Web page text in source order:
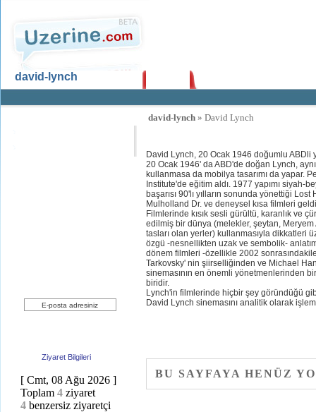
david-lynch
Ziyaret Bilgileri
[ Cmt, 08 Ağu 2026 ]
Toplam 4 ziyaret
4 benzersiz ziyaretçi
david-lynch » David Lynch
David Lynch, 20 Ocak 1946 doğumlu ABDli
20 Ocak 1946' da ABD'de doğan Lynch,
kullanmasa da mobilya tasarımı da yapar.
Institute'de eğitim aldı. 1977 yapımı siyah-
başarısı 90'lı yılların sonunda yönettiği
Mulholland Dr. ve deneysel kısa filmleri
Filmlerinde kısık sesli gürültü, karanlık ve
edilmiş bir dünya (melekler, şeytan,
tasları olan yerler) kullanmasıyla dikkatleri
özgü -nesnellikten uzak ve sembolik-
dönem filmleri -özellikle 2002
Tarkovsky' nin şiirselliğinden ve Michael
sinemasının en önemli yönetmenlerinden
biridir.
Lynch'in filmlerinde hiçbir şey göründüğü
David Lynch sinemasını analitik olarak
BU SAYFAYA HENÜZ